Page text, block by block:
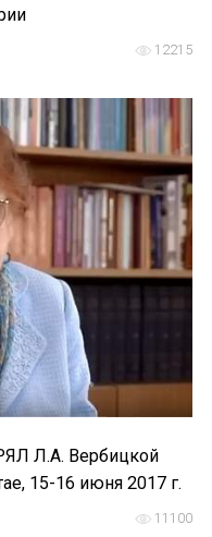
12215
Л.А. Вербицкой
15-16 июня 2017 г.
11100